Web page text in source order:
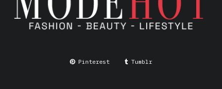
are marked *
Comment*
Pinterest Tumblr